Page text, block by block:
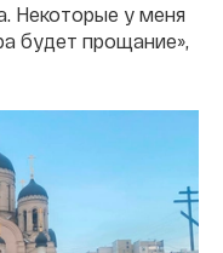
Некоторые у меня
будет прощание»,